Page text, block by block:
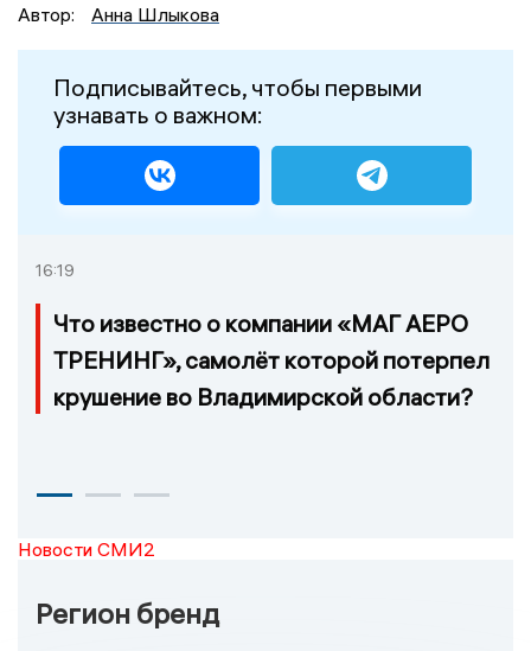
Автор: Анна Шлыкова
Подписывайтесь, чтобы первыми
узнавать о важном:
16:19
Что известно о компании «МАГ АЕРО
ТРЕНИНГ», самолёт которой потерпел
крушение во Владимирской области?
Новости СМИ2
Регион бренд